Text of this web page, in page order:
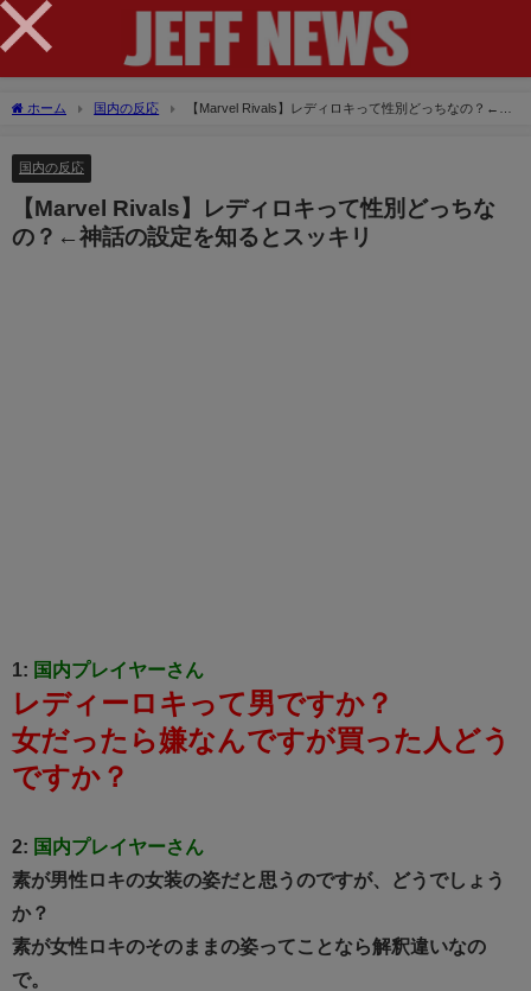
ホーム 国内の反応
【Marvel Rivals】レディロキって性別どっちなの？←神
国内の反応
【Marvel Rivals】レディロキって性別どっちな
の？←神話の設定を知るとスッキリ
1: 国内プレイヤーさん
レディーロキって男ですか？
女だったら嫌なんですが買った人どう
ですか？
2: 国内プレイヤーさん
素が男性ロキの女装の姿だと思うのですが、どうでしょう
か？
素が女性ロキのそのままの姿ってことなら解釈違いなの
で。
×